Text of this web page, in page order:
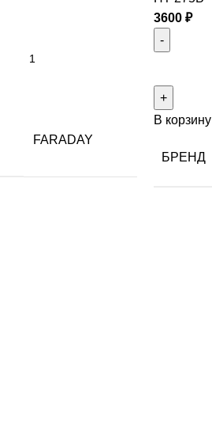
FARADAY
3600₽
В корзину
БРЕНД